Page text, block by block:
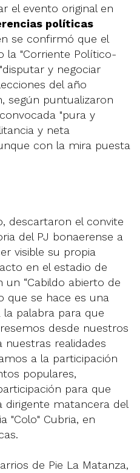
el evento original en
políticas
se confirmó que el
la "Corriente Político-
y negociar
del año
según puntualizaron
"pura y
y neta
con la mira puesta
descartaron el convite
del PJ bonaerense a
visible su propia
en el estadio de
un “Cabildo abierto de
que se hace es una
palabra para que
desde nuestros
realidades
a la participación
populares,
para que
dirigente matancera del
"Colo" Cubria, en
de Pie La Matanza,